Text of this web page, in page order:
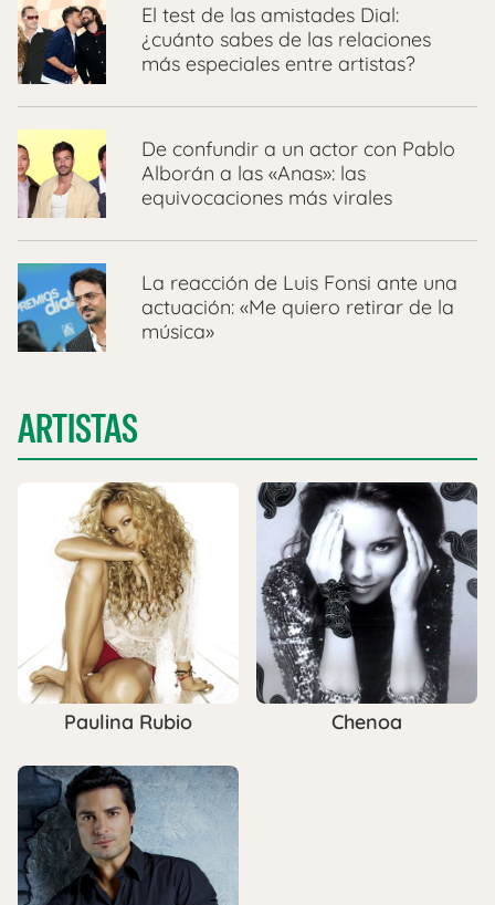
El test de las amistades Dial:
¿cuánto sabes de las relaciones
más especiales entre artistas?
De confundir a un actor con Pablo
Alborán a las «Anas»: las
equivocaciones más virales
La reacción de Luis Fonsi ante una
actuación: «Me quiero retirar de la
música»
ARTISTAS
Paulina Rubio Chenoa